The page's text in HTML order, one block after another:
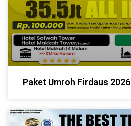
Paket Umroh Firdaus 2026